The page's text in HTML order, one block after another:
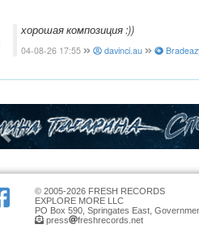
хорошая композиция :))
04-08-26 17:55 davinci.au
© 2005-2026 FRESH RECORDS
EXPLORE MORE LLC
PO Box 590, Springates East,
press
freshrecords.net